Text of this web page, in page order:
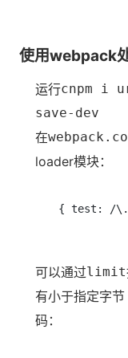
使用webpack
运行cnpm i
save-dev
在
loader模块：
{ test: /
可以通过limit
有小于指定字
码：